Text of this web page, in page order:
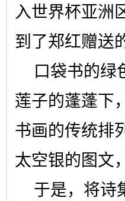
入世界杯亚洲
到了郑红赠
口袋书的绿
莲子的蓬蓬下
书画的传统排
太空银的图文
于是，将诗